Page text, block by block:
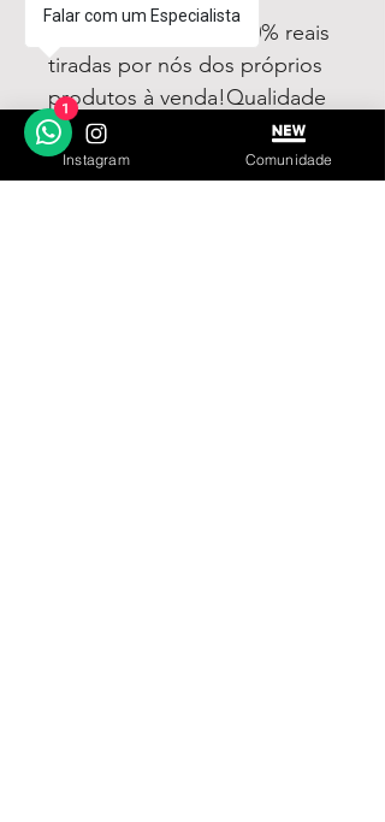
postadas aqui são 100% reais
tiradas por nós dos próprios
produtos à venda!Qualidade
garantida ou devolução por
nossa conta!
Instagram Comunidade
Falar com um Especialista
1